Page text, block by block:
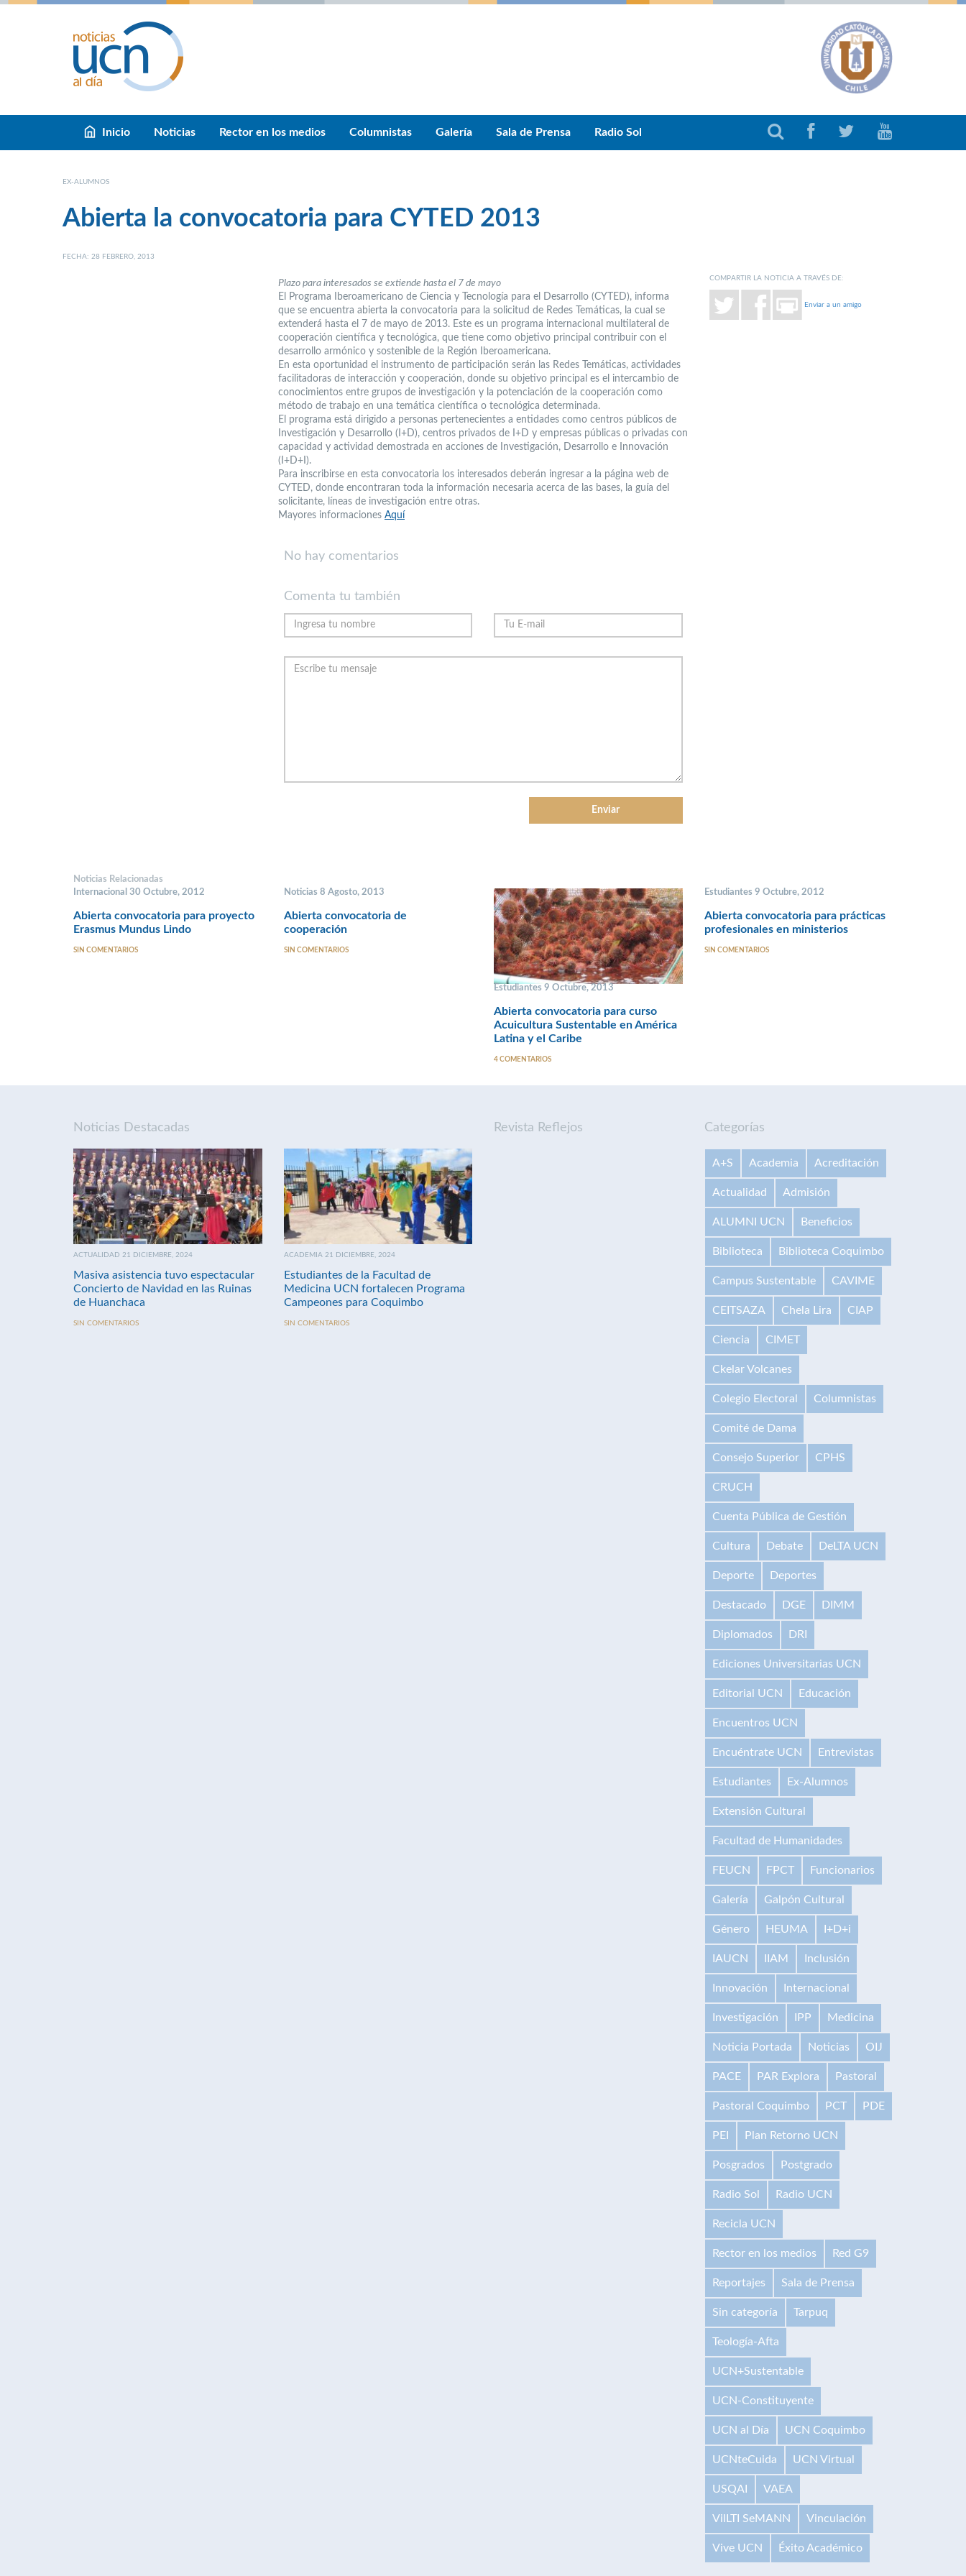
Inicio Noticias Rector en los medios Columnistas Galería Sala de Prensa Radio Sol
EX-ALUMNOS
Abierta la convocatoria para CYTED 2013
FECHA: 28 FEBRERO, 2013
Plazo para interesados se extiende hasta el 7 de mayo
El Programa Iberoamericano de Ciencia y Tecnología para el Desarrollo (CYTED), informa
que se encuentra abierta la convocatoria para la solicitud de Redes Temáticas, la cual se
extenderá hasta el 7 de mayo de 2013. Este es un programa internacional multilateral de
cooperación científica y tecnológica, que tiene como objetivo principal contribuir con el
desarrollo armónico y sostenible de la Región Iberoamericana.
En esta oportunidad el instrumento de participación serán las Redes Temáticas, actividades
facilitadoras de interacción y cooperación, donde su objetivo principal es el intercambio de
conocimientos entre grupos de investigación y la potenciación de la cooperación como
método de trabajo en una temática científica o tecnológica determinada.
El programa está dirigido a personas pertenecientes a entidades como centros públicos de
Investigación y Desarrollo (I+D), centros privados de I+D y empresas públicas o privadas con
capacidad y actividad demostrada en acciones de Investigación, Desarrollo e Innovación
(I+D+I).
Para inscribirse en esta convocatoria los interesados deberán ingresar a la página web de
CYTED, donde encontraran toda la información necesaria acerca de las bases, la guía del
solicitante, líneas de investigación entre otras.
Mayores informaciones Aquí
COMPARTIR LA NOTICIA A TRAVÉS DE:
Enviar a un amigo
No hay comentarios
Comenta tu también
Noticias Relacionadas
Internacional 30 Octubre, 2012
Abierta convocatoria para proyecto
Erasmus Mundus Lindo
SIN COMENTARIOS
Noticias 8 Agosto, 2013
Abierta convocatoria de
cooperación
SIN COMENTARIOS
Estudiantes 9 Octubre, 2013
Abierta convocatoria para curso
Acuicultura Sustentable en América
Latina y el Caribe
4 COMENTARIOS
Estudiantes 9 Octubre, 2012
Abierta convocatoria para prácticas
profesionales en ministerios
SIN COMENTARIOS
Noticias Destacadas
ACTUALIDAD 21 DICIEMBRE, 2024
Masiva asistencia tuvo espectacular
Concierto de Navidad en las Ruinas
de Huanchaca
SIN COMENTARIOS
ACADEMIA 21 DICIEMBRE, 2024
Estudiantes de la Facultad de
Medicina UCN fortalecen Programa
Campeones para Coquimbo
SIN COMENTARIOS
Revista Reflejos Categorías
A+S Academia Acreditación
Actualidad Admisión
ALUMNI UCN Beneficios
Biblioteca Biblioteca Coquimbo
Campus Sustentable CAVIME
CEITSAZA Chela Lira CIAP
Ciencia CIMET
Ckelar Volcanes
Colegio Electoral Columnistas
Comité de Dama
Consejo Superior CPHS
CRUCH
Cuenta Pública de Gestión
Cultura Debate DeLTA UCN
Deporte Deportes
Destacado DGE DIMM
Diplomados DRI
Ediciones Universitarias UCN
Editorial UCN Educación
Encuentros UCN
Encuéntrate UCN Entrevistas
Estudiantes Ex-Alumnos
Extensión Cultural
Facultad de Humanidades
FEUCN FPCT Funcionarios
Galería Galpón Cultural
Género HEUMA I+D+i
IAUCN IIAM Inclusión
Innovación Internacional
Investigación IPP Medicina
Noticia Portada Noticias OIJ
PACE PAR Explora Pastoral
Pastoral Coquimbo PCT PDE
PEI Plan Retorno UCN
Posgrados Postgrado
Radio Sol Radio UCN
Recicla UCN
Rector en los medios Red G9
Reportajes Sala de Prensa
Sin categoría Tarpuq
Teología-Afta
UCN+Sustentable
UCN-Constituyente
UCN al Día UCN Coquimbo
UCNteCuida UCN Virtual
USQAI VAEA
VilLTI SeMANN Vinculación
Vive UCN Éxito Académico